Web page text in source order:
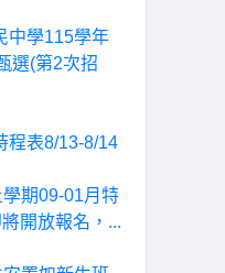
中學115學年
選(第2次招
程表8/13-8/14
期09-01月特
開放報名，...